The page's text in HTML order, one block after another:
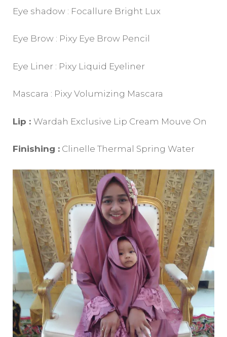
Eye shadow : Focallure Bright Lux
Eye Brow : Pixy Eye Brow Pencil
Eye Liner : Pixy Liquid Eyeliner
Mascara : Pixy Volumizing Mascara
Lip : Wardah Exclusive Lip Cream Mouve On
Finishing : Clinelle Thermal Spring Water